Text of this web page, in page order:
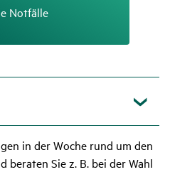
Notfälle
in der Woche rund um den
beraten Sie z. B. bei der Wahl